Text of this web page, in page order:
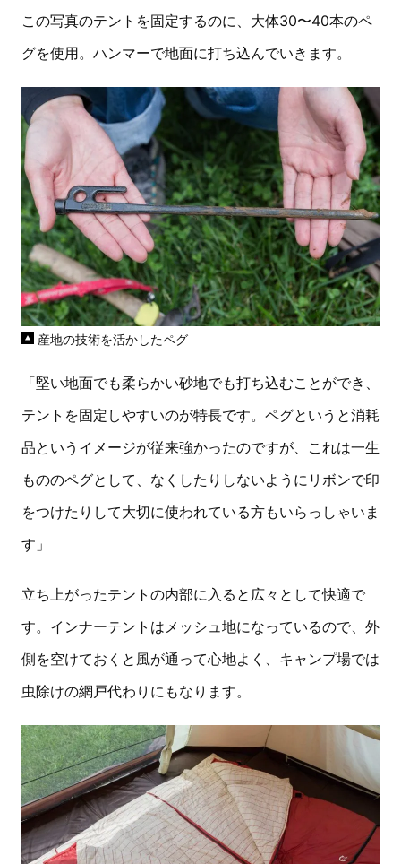
この写真のテントを固定するのに、大体30〜40本のペ
グを使用。ハンマーで地面に打ち込んでいきます。
産地の技術を活かしたペグ
「堅い地面でも柔らかい砂地でも打ち込むことができ、
テントを固定しやすいのが特長です。ペグというと消耗
品というイメージが従来強かったのですが、これは一生
もののペグとして、なくしたりしないようにリボンで印
をつけたりして大切に使われている方もいらっしゃいま
す」
立ち上がったテントの内部に入ると広々として快適で
す。インナーテントはメッシュ地になっているので、外
側を空けておくと風が通って心地よく、キャンプ場では
虫除けの網戸代わりにもなります。